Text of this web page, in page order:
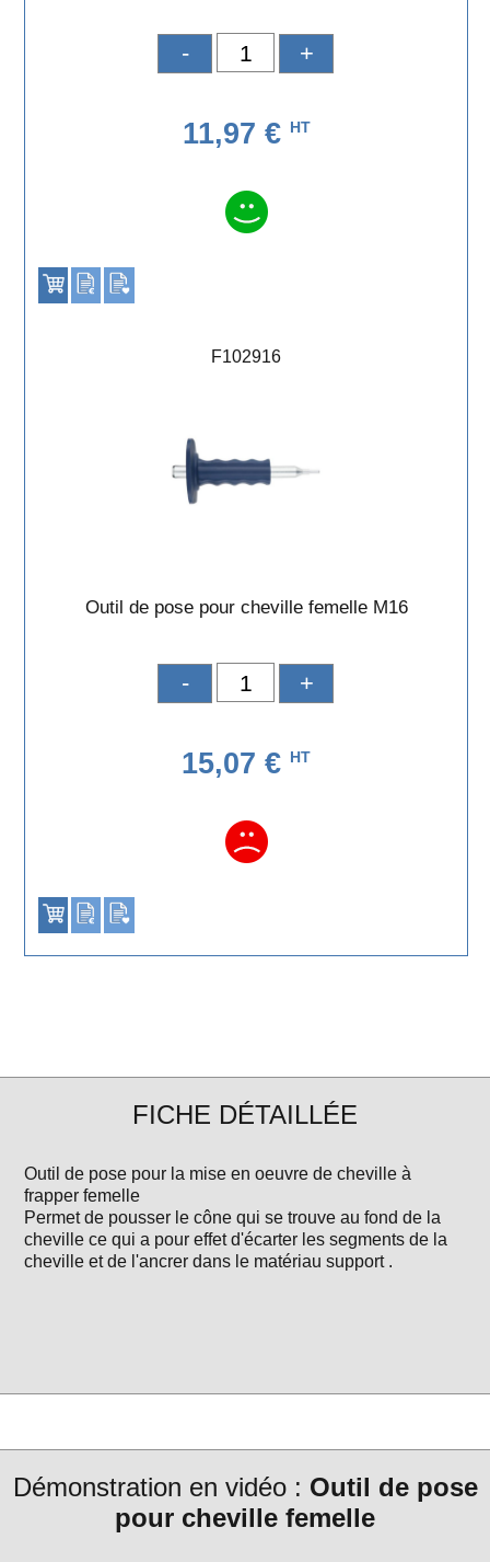
- +
11,97 € HT
F102916
Outil de pose pour cheville femelle M16
- +
15,07 € HT
FICHE DÉTAILLÉE
Outil de pose pour la mise en oeuvre de cheville à
frapper femelle
Permet de pousser le cône qui se trouve au fond de la
cheville ce qui a pour effet d'écarter les segments de la
cheville et de l'ancrer dans le matériau support .
Démonstration en vidéo : Outil de pose
pour cheville femelle